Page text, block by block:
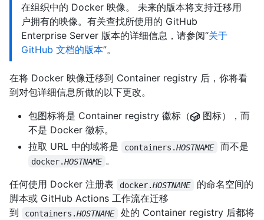
在组织中的 Docker 映像。 未来的版本将支持迁移用
户拥有的映像。有关查找所使用的 GitHub
Enterprise Server 版本的详细信息，请参阅“关于
GitHub 文档的版本”。
在将 Docker 映像迁移到 Container registry 后，你将看
到对包详细信息所做的以下更改。
包图标将是 Container registry 徽标（
图标），而
不是 Docker 徽标。
拉取 URL 中的域将是
containers.HOSTNAME 而不是
docker.HOSTNAME 。
任何使用 Docker 注册表
docker.HOSTNAME
的命名空间的
脚本或 GitHub Actions 工作流在迁移
到
containers.HOSTNAME
处的 Container registry 后都将